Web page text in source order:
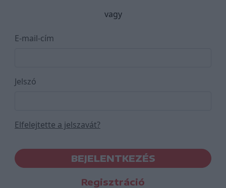
vagy
E-mail-cím
Jelszó
Elfelejtette a jelszavát?
BEJELENTKEZÉS
Regisztráció